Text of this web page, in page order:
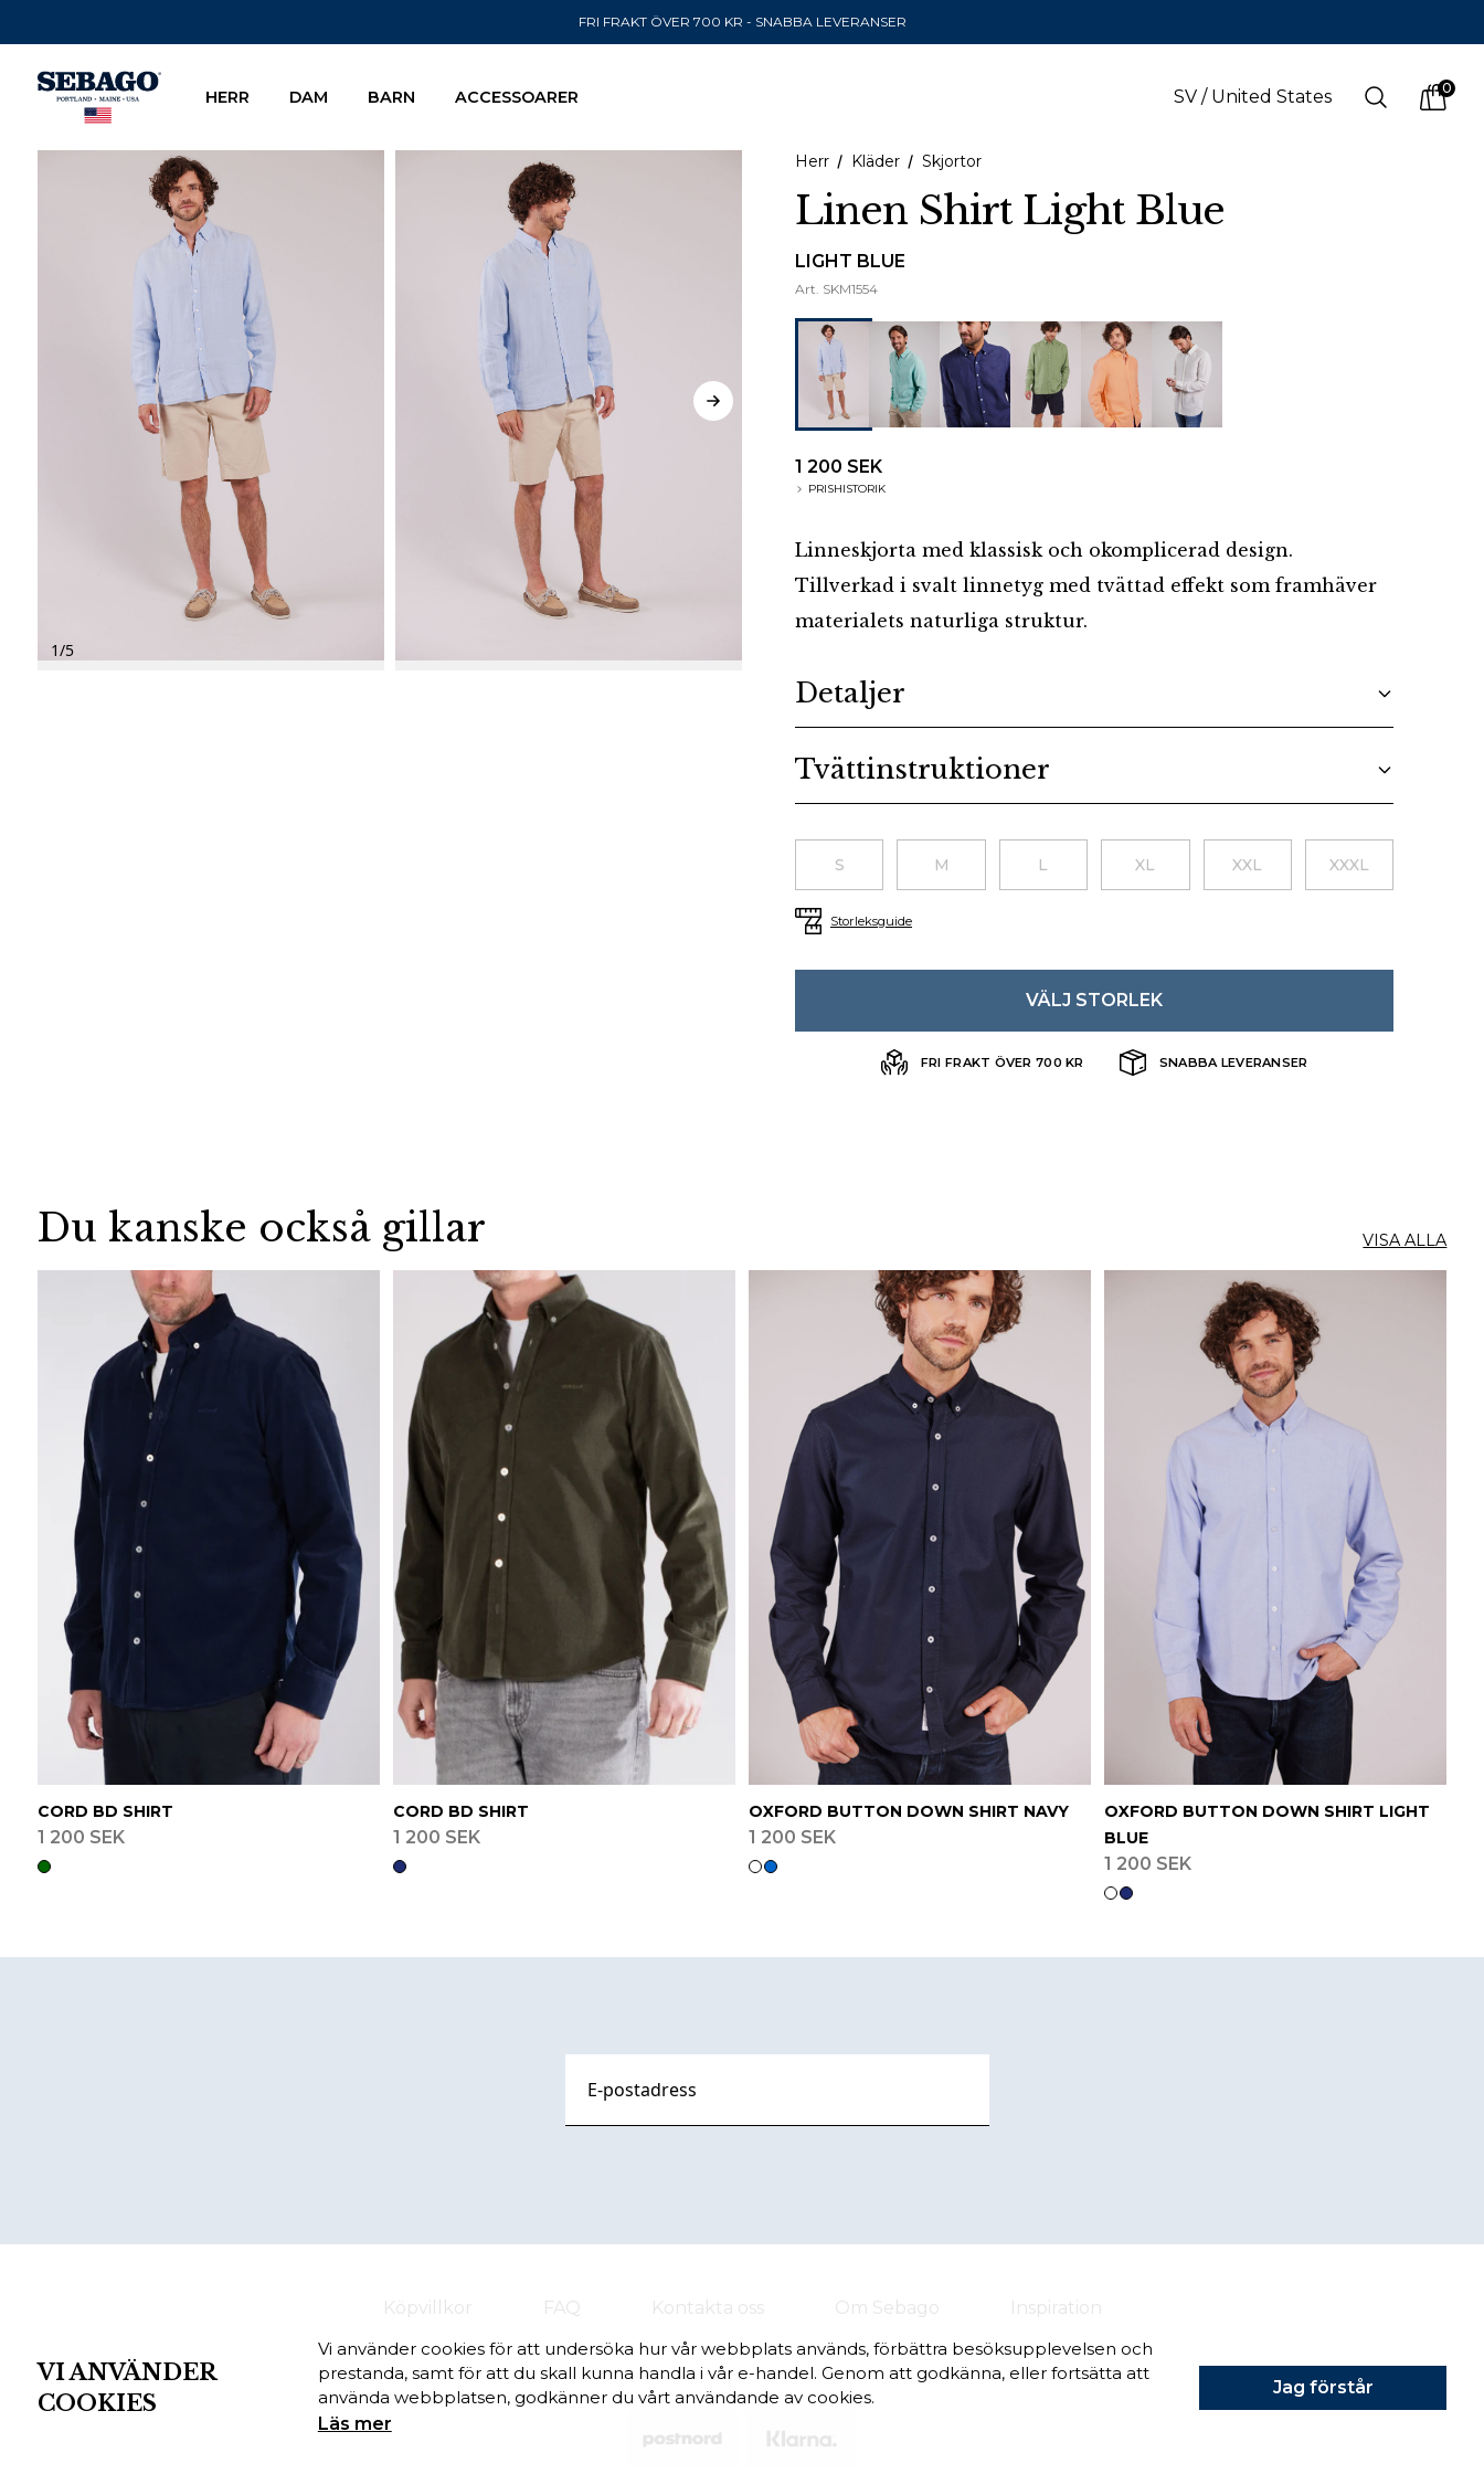
FRI FRAKT ÖVER 700 KR - SNABBA LEVERANSER
Company Inc
HERR DAM BARN ACCESSOARER SV / United States Search 0
items
SKICKA TILL
Svenska
Engelska
1/5
Herr Kläder Skjortor
Linen Shirt Light Blue
LIGHT BLUE
Art. SKM1554
1 200 SEK
PRISHISTORIK
Linneskjorta med klassisk och okomplicerad design.
Tillverkad i svalt linnetyg med tvättad effekt som framhäver
materialets naturliga struktur.
Detaljer
Tvättinstruktioner
S M L XL XXL XXXL
Storleksguide
VÄLJ STORLEK
FRI FRAKT ÖVER 700 KR SNABBA LEVERANSER
Du kanske också gillar VISA ALLA
CORD BD SHIRT
1 200 SEK
CORD BD SHIRT
1 200 SEK
OXFORD BUTTON DOWN SHIRT NAVY
1 200 SEK
OXFORD BUTTON DOWN SHIRT LIGHT
BLUE
1 200 SEK
Köpvillkor FAQ Kontakta oss Om Sebago Inspiration
VI ANVÄNDER
COOKIES
Vi använder cookies för att undersöka hur vår webbplats används, förbättra besöksupplevelsen och
prestanda, samt för att du skall kunna handla i vår e-handel. Genom att godkänna, eller fortsätta att
använda webbplatsen, godkänner du vårt användande av cookies.
Läs mer
Jag förstår